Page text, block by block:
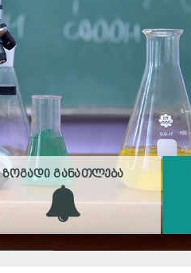
ᲖᲝᲒᲐᲓᲘ ᲒᲐᲜᲐᲗᲚᲔᲑᲐ